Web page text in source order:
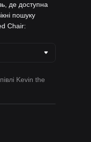
де доступна
пошуку
Chair:
Kevin the